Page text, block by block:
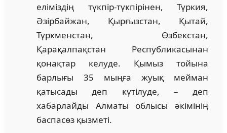
еліміздің түкпір-түкпірінен, Түркия,
Әзірбайжан, Қырғызстан, Қытай,
Түркменстан, Өзбекстан,
Қарақалпақстан Республикасынан
қонақтар келуде. Қымыз тойына
барлығы 35 мыңға жуық мейман
қатысады деп күтілуде, – деп
хабарлайды Алматы облысы әкімінің
баспасөз қызметі.